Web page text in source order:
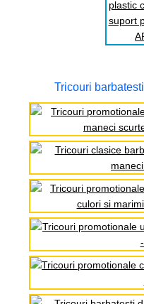
Tricouri barbatesti